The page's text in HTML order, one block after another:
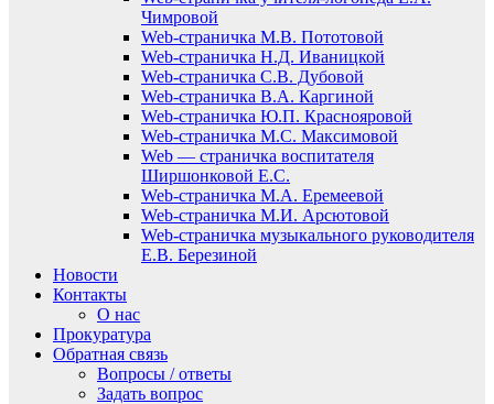
Чимровой
Web-страничка М.В. Пототовой
Web-страничка Н.Д. Иваницкой
Web-страничка С.В. Дубовой
Web-страничка В.А. Каргиной
Web-страничка Ю.П. Краснояровой
Web-страничка М.С. Максимовой
Web — страничка воспитателя
Ширшонковой Е.С.
Web-страничка М.А. Еремеевой
Web-страничка М.И. Арсютовой
Web-страничка музыкального руководителя
Е.В. Березиной
Новости
Контакты
О нас
Прокуратура
Обратная связь
Вопросы / ответы
Задать вопрос